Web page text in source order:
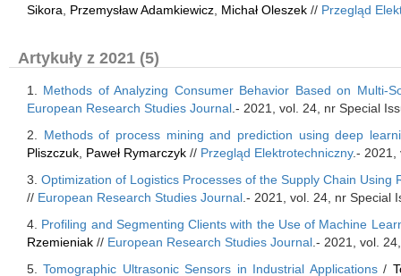
Sikora
Przemysław Adamkiewicz Michał Oleszek // Przegląd
Artykuły z 2021 (5)
1. Methods of Analyzing Consumer Behavior Based on Multi-
European Research Studies Journal .- 2021, vol. 24, nr Special
2. Methods of process mining and prediction using deep
Pliszczuk Paweł Rymarczyk // Przegląd Elektrotechniczny.- 2021,
3. Optimization of Logistics Processes of the Supply Chain Using
// European Research Studies Journal .- 2021, vol. 24, nr Special
4. Profiling and Segmenting Clients with the Use of Machine
Rzemieniak // European Research Studies Journal .- 2021, vol.
5.Tomographic Ultrasonic Sensors in Industrial Applications/